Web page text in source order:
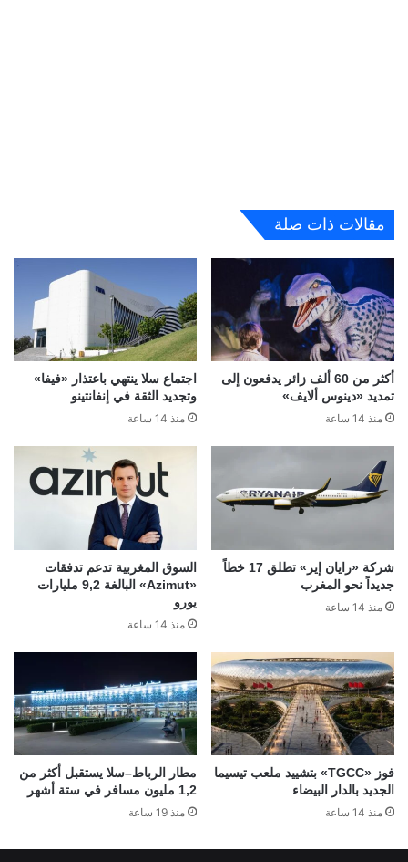
مقالات ذات صلة
أكثر من 60 ألف زائر يدفعون إلى
تمديد «دينوس ألايف»
منذ 14 ساعة
اجتماع سلا ينتهي باعتذار «فيفا»
وتجديد الثقة في إنفانتينو
منذ 14 ساعة
شركة «رايان إير» تطلق 17 خطاً
جديداً نحو المغرب
منذ 14 ساعة
السوق المغربية تدعم تدفقات
«Azimut» البالغة 9,2 مليارات
يورو
منذ 14 ساعة
فوز «TGCC» بتشييد ملعب تيسيما
الجديد بالدار البيضاء
منذ 14 ساعة
مطار الرباط–سلا يستقبل أكثر من
1,2 مليون مسافر في ستة أشهر
منذ 19 ساعة